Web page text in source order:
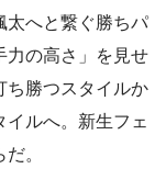
太へと繋ぐ勝ちパ
力の高さ」を見せ
ち勝つスタイルか
ルへ。新生フェ
。